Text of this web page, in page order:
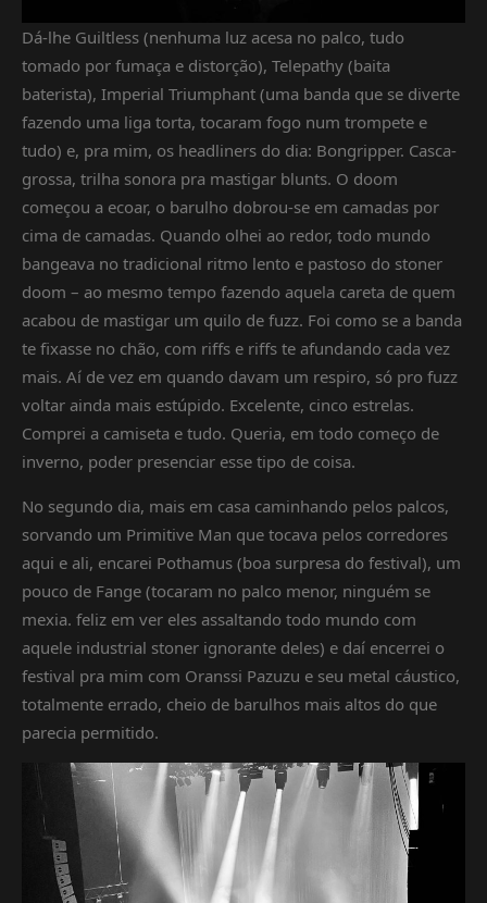
Dá-lhe Guiltless (nenhuma luz acesa no palco, tudo
tomado por fumaça e distorção), Telepathy (baita
baterista), Imperial Triumphant (uma banda que se diverte
fazendo uma liga torta, tocaram fogo num trompete e
tudo) e, pra mim, os headliners do dia: Bongripper. Casca-
grossa, trilha sonora pra mastigar blunts. O doom
começou a ecoar, o barulho dobrou-se em camadas por
cima de camadas. Quando olhei ao redor, todo mundo
bangeava no tradicional ritmo lento e pastoso do stoner
doom – ao mesmo tempo fazendo aquela careta de quem
acabou de mastigar um quilo de fuzz. Foi como se a banda
te fixasse no chão, com riffs e riffs te afundando cada vez
mais. Aí de vez em quando davam um respiro, só pro fuzz
voltar ainda mais estúpido. Excelente, cinco estrelas.
Comprei a camiseta e tudo. Queria, em todo começo de
inverno, poder presenciar esse tipo de coisa.
No segundo dia, mais em casa caminhando pelos palcos,
sorvando um Primitive Man que tocava pelos corredores
aqui e ali, encarei Pothamus (boa surpresa do festival), um
pouco de Fange (tocaram no palco menor, ninguém se
mexia. feliz em ver eles assaltando todo mundo com
aquele industrial stoner ignorante deles) e daí encerrei o
festival pra mim com Oranssi Pazuzu e seu metal cáustico,
totalmente errado, cheio de barulhos mais altos do que
parecia permitido.